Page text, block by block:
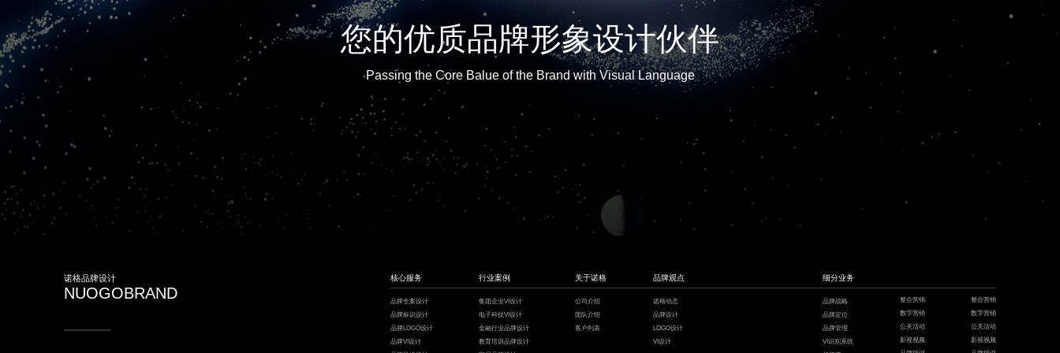
您的优质品牌形象设计伙伴
Passing the Core Balue of the Brand with Visual Language
诺格品牌设计
NUOGOBRAND
核心服务
品牌全案设计
品牌标识设计
品牌LOGO设计
品牌VI设计
行业案例
集团企业VI设计
电子科技VI设计
金融行业品牌设计
教育培训品牌设计
关于诺格
公司介绍
团队介绍
客户列表
品牌观点
诺格动态
品牌设计
LOGO设计
VI设计
细分业务
品牌战略
品牌定位
品牌管理
VI识别系统
整合营销
数字营销
公关活动
影视视频
整合营销
数字营销
公关活动
影视视频